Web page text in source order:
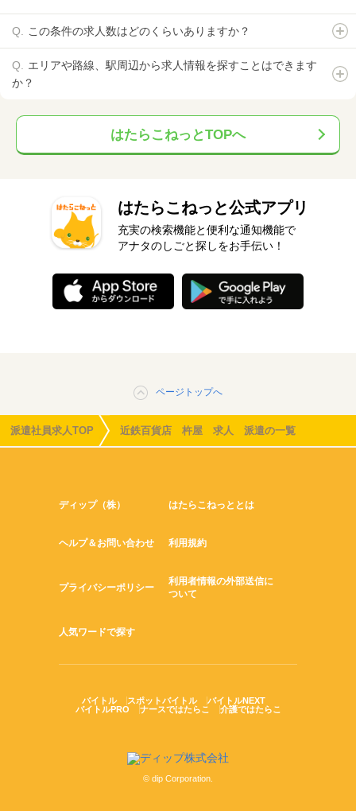
この条件の求人数はどのくらいありますか？
エリアや路線、駅周辺から求人情報を探すことはできます
か？
はたらこねっとTOPへ
はたらこねっと公式アプリ
充実の検索機能と便利な通知機能で
アナタのしごと探しをお手伝い！
ページトップへ
派遣社員求人TOP 近鉄百貨店 杵屋 求人 派遣の一覧
ディップ（株） はたらこねっととは
ヘルプ＆お問い合わせ 利用規約
プライバシーポリシー
利用者情報の外部送信に
ついて
人気ワードで探す
バイトル スポットバイトル
バイトルNEXT
バイトルPRO
ナースではたらこ 介護ではたらこ
© dip Corporation.